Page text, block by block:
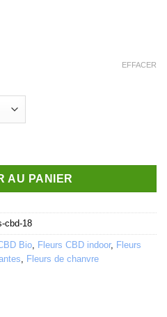
EFFACER
18% - Fleurs CBD
AU PANIER
cbd-18
Bio Fleurs CBD indoor, Fleurs
Fleurs de chanvre